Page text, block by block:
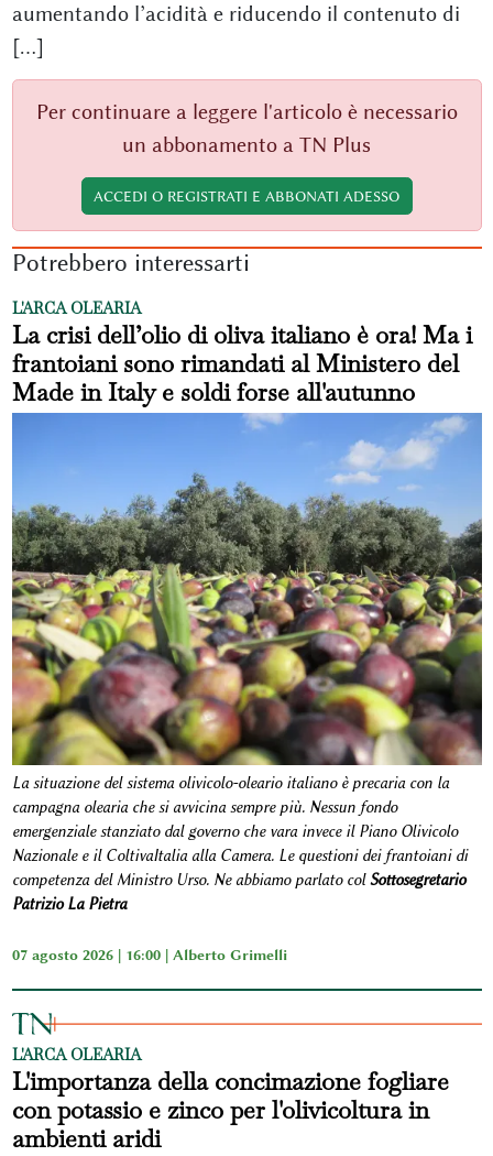
aumentando l’acidità e riducendo il contenuto di
[...]
Per continuare a leggere l'articolo è necessario
un abbonamento a TN Plus
ACCEDI O REGISTRATI E ABBONATI ADESSO
Potrebbero interessarti
L'ARCA OLEARIA
La crisi dell’olio di oliva italiano è ora! Ma i
frantoiani sono rimandati al Ministero del
Made in Italy e soldi forse all'autunno
La situazione del sistema olivicolo-oleario italiano è precaria con la
campagna olearia che si avvicina sempre più. Nessun fondo
emergenziale stanziato dal governo che vara invece il Piano Olivicolo
Nazionale e il ColtivaItalia alla Camera. Le questioni dei frantoiani di
competenza del Ministro Urso. Ne abbiamo parlato colSottosegretario
Patrizio La Pietra
07 agosto 2026 | 16:00 | Alberto Grimelli
L'ARCA OLEARIA
L'importanza della concimazione fogliare
con potassio e zinco per l'olivicoltura in
ambienti aridi